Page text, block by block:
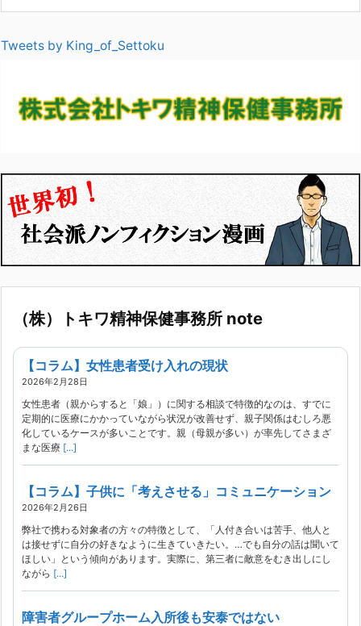
Tweets by King_of_Settoku
（株）トキワ精神保健事務所 note
【コラム】女性患者受け入れの現状
2026年2月28日
女性患者（親からすると「娘」）に関する相談で特徴的なのは、すでに
定期的に医療にかかっていながら状況が改善せず、親子関係はむしろ悪
化しているケースが多いことです。親（母親が多い）が率先してさまざ
まな医療 [...]
【コラム】子供に「考えさせる」コミュニケーション
2026年2月26日
弊社で携わる対象者の方々の特徴として、「人付き合いは苦手、他人と
は接せずに自分の好きなように生きていきたい。…でも自分の話は聞いて
ほしい」という傾向があります。実際に、第三者に敵意をむき出しにし
ながら [...]
障害者グループホーム入所後も安泰ではない